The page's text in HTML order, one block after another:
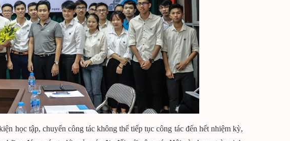
học tập, chuyển công tác không thể tiếp tục công tác đến hết nhiệm kỳ,